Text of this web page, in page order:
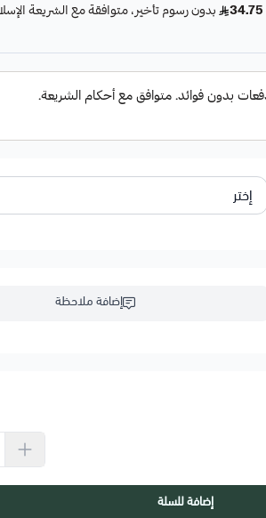
حرارة مشروبك لمدة تصل إلى 3 ساعات.
الكوب لجعله فريدًا من نوعه.
يمكنك الاستمتاع بقهوتك المقطرة بكل سهولة.
إضافة ملاحظة
إضافة للسلة